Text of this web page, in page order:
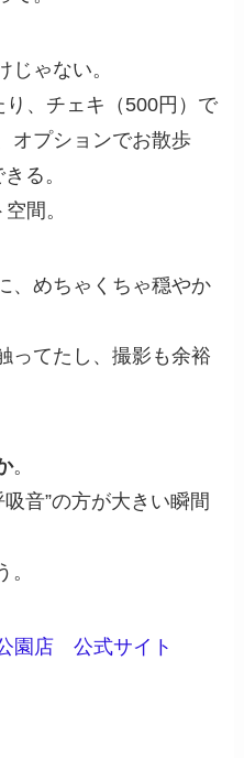
じゃない。
、チェキ（500円）で
オプションでお散歩
る。
間。
、めちゃくちゃ穏やか
ってたし、撮影も余裕
。
音”の方が大きい瞬間
園店 公式サイト